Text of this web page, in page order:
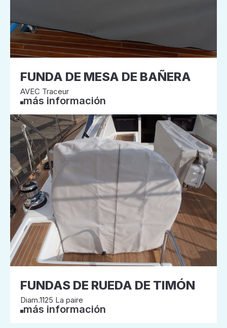
FUNDA DE MESA DE BAÑERA
AVEC Traceur
más información
FUNDAS DE RUEDA DE TIMÓN
Diam.1125 La paire
más información